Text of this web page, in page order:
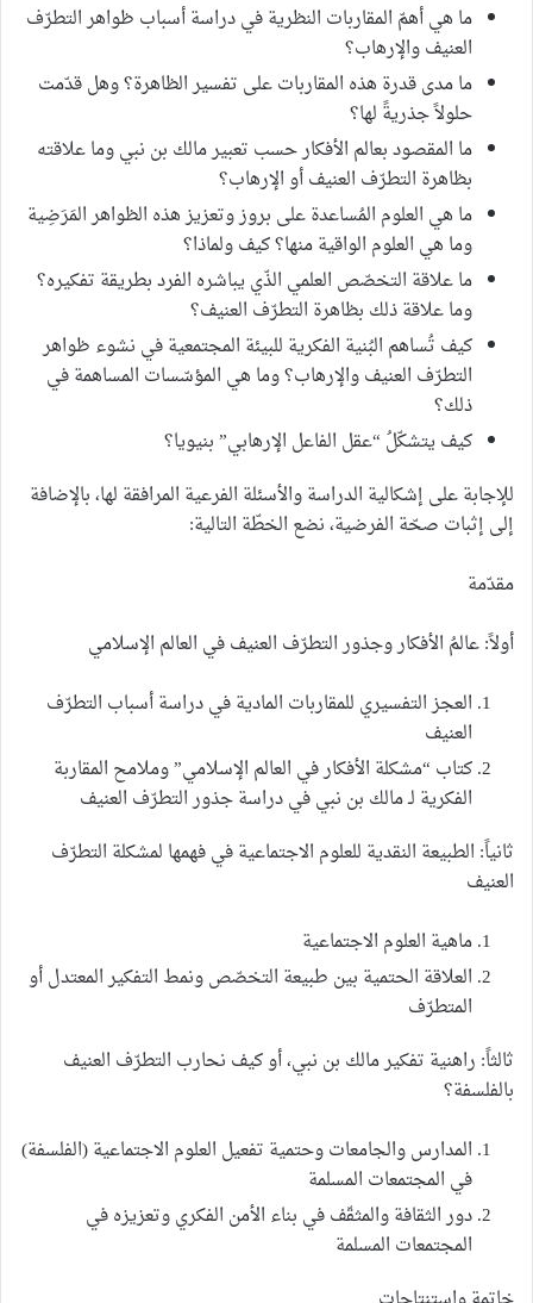
ما هي أهمّ المقاربات النظرية في دراسة أسباب ظواهر التطرّف
العنيف والإرهاب؟
ما مدى قدرة هذه المقاربات على تفسير الظاهرة؟ وهل قدّمت
حلولاً جذريةً لها؟
ما المقصود بعالم الأفكار حسب تعبير مالك بن نبي وما علاقته
بظاهرة التطرّف العنيف أو الإرهاب؟
ما هي العلوم المُساعدة على بروز وتعزيز هذه الظواهر المَرَضِية
وما هي العلوم الواقية منها؟ كيف ولماذا؟
ما علاقة التخصّص العلمي الذّي يباشره الفرد بطريقة تفكيره؟
وما علاقة ذلك بظاهرة التطرّف العنيف؟
كيف تُساهم البُنية الفكرية للبيئة المجتمعية في نشوء ظواهر
التطرّف العنيف والإرهاب؟ وما هي المؤسّسات المساهمة في
ذلك؟
كيف يتشكّلُ “عقل الفاعل الإرهابي” بنيويا؟
للإجابة على إشكالية الدراسة والأسئلة الفرعية المرافقة لها، بالإضافة
إلى إثبات صحّة الفرضية، نضع الخطّة التالية:
مقدّمة
أولاً: عالمُ الأفكار وجذور التطرّف العنيف في العالم الإسلامي
العجز التفسيري للمقاربات المادية في دراسة أسباب التطرّف
العنيف
كتاب “مشكلة الأفكار في العالم الإسلامي” وملامح المقاربة
الفكرية لـ مالك بن نبي في دراسة جذور التطرّف العنيف
ثانياً: الطبيعة النقدية للعلوم الاجتماعية في فهمها لمشكلة التطرّف
العنيف
ماهية العلوم الاجتماعية
العلاقة الحتمية بين طبيعة التخصّص ونمط التفكير المعتدل أو
المتطرّف
ثالثاً: راهنية تفكير مالك بن نبي، أو كيف نحارب التطرّف العنيف
بالفلسفة؟
المدارس والجامعات وحتمية تفعيل العلوم الاجتماعية (الفلسفة)
في المجتمعات المسلمة
دور الثقافة والمثقّف في بناء الأمن الفكري وتعزيزه في
المجتمعات المسلمة